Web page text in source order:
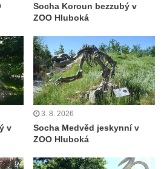
1989 v Hrobčicích
v parku v centru
poustevníka v
nádrže v
firmy 2JCP v
Socha Koroun bezzubý v
ZOO Hluboká
v
3. 8. 2026
Socha Medvěd jeskynní v
ZOO Hluboká